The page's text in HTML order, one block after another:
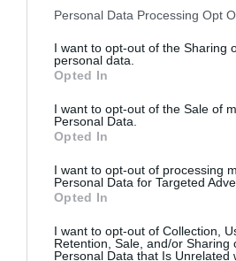
Please note that this website/app
not limited to your visit or usage
grant or deny consent to Google and
use your data for below specified
consent section.
Personal Data Processing Opt
I want to opt-out of the Sharing
personal data.
Opted In
I want to opt-out of the Sale of
Personal Data.
Opted In
I want to opt-out of processing
Personal Data for Targeted
Opted In
I want to opt-out of Collection,
Retention, Sale, and/or Sharing
Personal Data that Is Unrelated
TÓTHBORBIRTOK
Pannonhalmán június 13–14-én